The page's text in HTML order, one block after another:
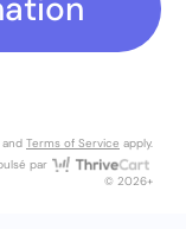
and Terms of Service apply.
par
© 2026+